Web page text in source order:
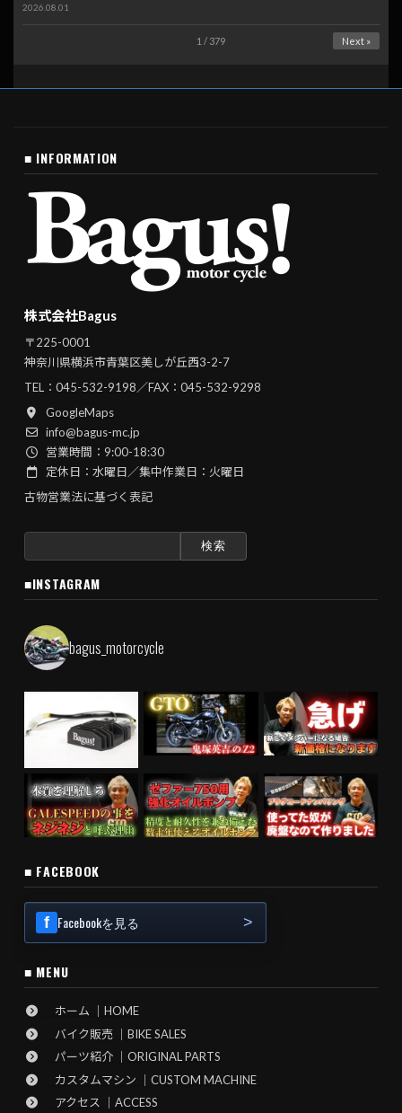
2026.08.01
1 / 379 Next »
■ INFORMATION
株式会社Bagus
〒225-0001
神奈川県横浜市青葉区美しが丘西3-2-7
TEL： 045-532-9198／FAX：045-532-9298
GoogleMaps
info@bagus-mc.jp
営業時間：9:00-18:30
定休日：水曜日／集中作業日：火曜日
古物営業法に基づく表記
検
■INSTAGRAM
bagus_motorcycle
■ FACEBOOK
Facebookを見る
■ MENU
ホーム ｜HOME
バイク販売 ｜BIKE SALES
パーツ紹介 ｜ORIGINAL PARTS
カスタムマシン ｜CUSTOM MACHINE
アクセス ｜ACCESS